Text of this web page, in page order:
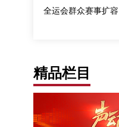
全运会群众赛事扩
精品栏目